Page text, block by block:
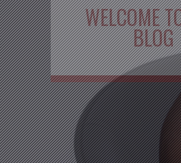
WELCOME
BLOG